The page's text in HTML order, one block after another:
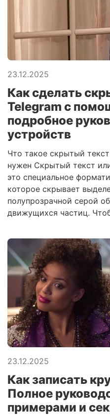
23.12.2025
Как сделать
Telegram с
подробное
устройств
Что такое скрытый
нужен Скрытый текст
это специальное
которое скрывает
полупрозрачной серой
движущихся частиц.
23.12.2025
Как записать
Полное
примерами и